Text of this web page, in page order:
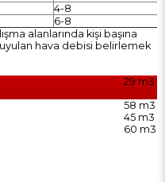
4-8
6-8
alanlarında kişi başına
hava debisi belirlemek
29 m3 /
58 m3 /
45 m3 /
60 m3 /